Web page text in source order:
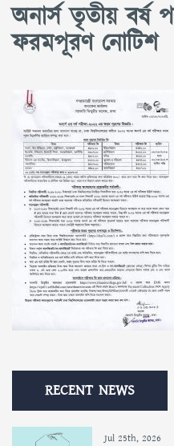
অনার্স তৃতীয় বর্ষ
ফরমপূরণ নোটিশ
RECENT NEWS
Jul 25th, 2026